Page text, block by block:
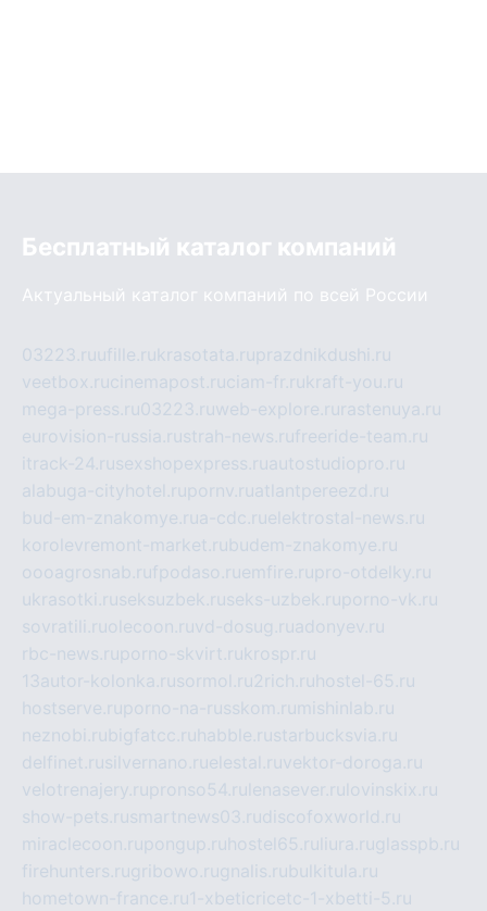
Бесплатный каталог компаний
Актуальный каталог компаний по всей России
03223.ruufille.rukrasotata.ruprazdnikdushi.ru
veetbox.rucinemapost.ruciam-fr.rukraft-you.ru
mega-press.ru03223.ruweb-explore.ru rastenuya.ru
eurovision-russia.rustrah-news.rufreeride-team.ru
itrack-24.rusexshopexpress.ruautostudiopro.ru
alabuga-cityhotel.rupornv.ruatlantpereezd.ru
bud-em-znakomye.rua-cdc.ruelektrostal-news.ru
korolevremont-market.rubudem-znakomye.ru
oooagrosnab.rufpodaso.ruemfire.rupro-otdelky.ru
ukrasotki.ruseksuzbek.ruseks-uzbek.ruporno-vk.ru
sovratili.ruolecoon.ruvd-dosug.ruadonyev.ru
rbc-news.ruporno-skvirt.rukrospr.ru
13autor-kolonka.rusormol.ru2rich.ru hostel-65.ru
hostserve.ruporno-na-russkom.ru mishinlab.ru
neznobi.rubigfatcc.ru habble.rustarbucksvia.ru
delfinet.rusilvernano.ruelestal.ruvektor-doroga.ru
velotrenajery.rupronso54.ru lenasever.ru lovinskix.ru
show-pets.rusmartnews03.rudiscofoxworld.ru
miraclecoon.rupongup.ru hostel65.ru liura.ruglasspb.ru
firehunters.rugribowo.rugnalis.rubulkitula.ru
hometown-france.ru1-xbeticricetc-1-xbetti-5.ru